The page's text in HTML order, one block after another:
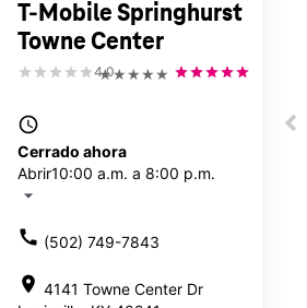
T-Mobile Springhurst
Towne Center
★★★★★
4.0
access_time
Cerrado ahora
Abrir10:00 a.m. a 8:00 p.m.
arrow_drop_down
call (502) 749-7843
location_on 4141 Towne Center Dr